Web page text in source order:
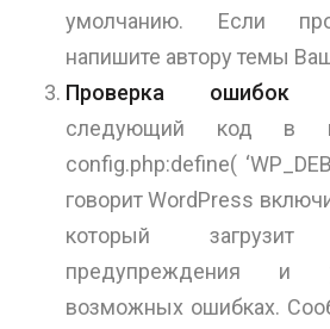
умолчанию. Если
напишите автору темы
Проверка ошибок
следующий код в
config.php:define(
говорит WordPress
который
предупреждения и
возможных ошибках.